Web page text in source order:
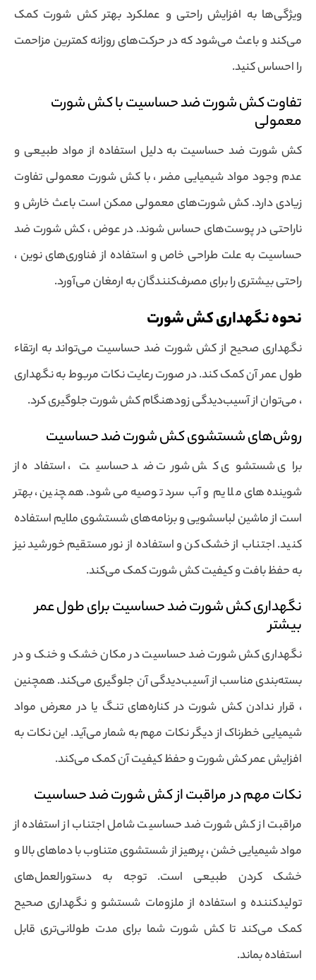
ویژگی‌ها به افزایش راحتی و عملکرد بهتر کش شورت کمک
می‌کند و باعث می‌شود که در حرکت‌های روزانه کمترین مزاحمت
را احساس کنید.
تفاوت کش شورت ضد حساسیت با کش شورت
معمولی
کش شورت ضد حساسیت به دلیل استفاده از مواد طبیعی و
عدم وجود مواد شیمیایی مضر ، با کش شورت معمولی تفاوت
زیادی دارد. کش شورت‌های معمولی ممکن است باعث خارش و
ناراحتی در پوست‌های حساس شوند. در عوض ، کش شورت ضد
حساسیت به علت طراحی خاص و استفاده از فناوری‌های نوین ،
راحتی بیشتری را برای مصرف‌کنندگان به ارمغان می‌آورد.
نحوه نگهداری کش شورت
نگهداری صحیح از کش شورت ضد حساسیت می‌تواند به ارتقاء
طول عمر آن کمک کند. در صورت رعایت نکات مربوط به نگهداری
، می‌توان از آسیب‌دیدگی زودهنگام کش شورت جلوگیری کرد.
روش‌های شستشوی کش شورت ضد حساسیت
برای شستشوی کش شورت ضد حساسیت ، استفاده از
شوینده‌های ملایم و آب سرد توصیه می‌شود. همچنین ، بهتر
است از ماشین لباسشویی و برنامه‌های شستشوی ملایم استفاده
کنید. اجتناب از خشک‌کن و استفاده از نور مستقیم خورشید نیز
به حفظ بافت و کیفیت کش شورت کمک می‌کند.
نگهداری کش شورت ضد حساسیت برای طول عمر
بیشتر
نگهداری کش شورت ضد حساسیت در مکان خشک و خنک و در
بسته‌بندی مناسب از آسیب‌دیدگی آن جلوگیری می‌کند. همچنین
، قرار ندادن کش شورت در کناره‌های تنگ یا در معرض مواد
شیمیایی خطرناک از دیگر نکات مهم به شمار می‌آید. این نکات به
افزایش عمر کش شورت و حفظ کیفیت آن کمک می‌کند.
نکات مهم در مراقبت از کش شورت ضد حساسیت
مراقبت از کش شورت ضد حساسیت شامل اجتناب از استفاده از
مواد شیمیایی خشن ، پرهیز از شستشوی متناوب با دماهای بالا و
خشک کردن طبیعی است. توجه به دستورالعمل‌های
تولیدکننده و استفاده از ملزومات شستشو و نگهداری صحیح
کمک می‌کند تا کش شورت شما برای مدت طولانی‌تری قابل
استفاده بماند.